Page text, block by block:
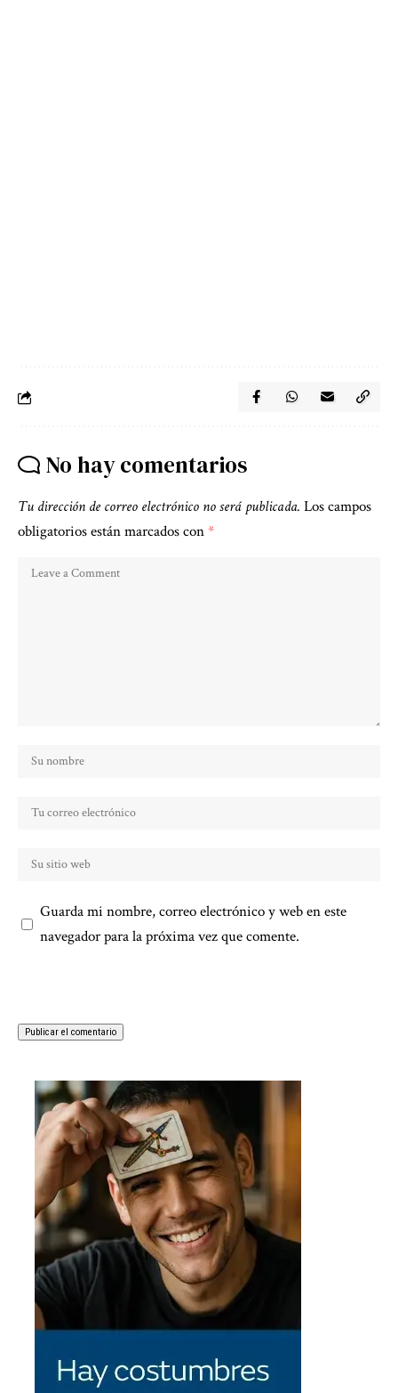
No hay comentarios
Tu dirección de correo electrónico no será publicada. Los campos
obligatorios están marcados con*
Guarda mi nombre, correo electrónico y web en este
navegador para la próxima vez que comente.